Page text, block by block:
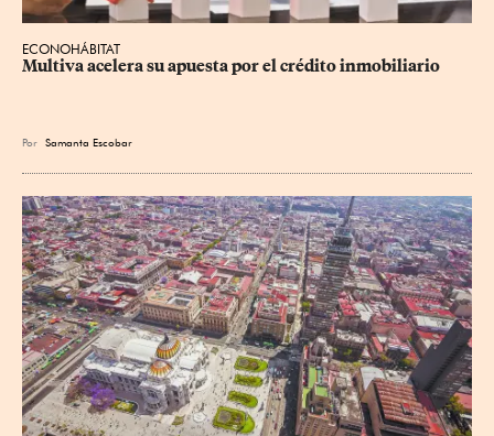
ECONOHÁBITAT
Multiva acelera su apuesta por el crédito inmobiliario
Por Samanta Escobar